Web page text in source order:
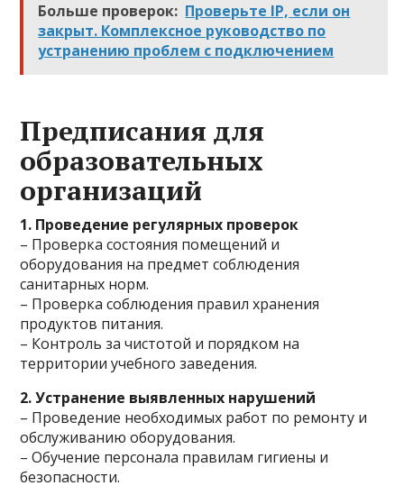
Больше проверок: Проверьте IP, если он
закрыт. Комплексное руководство по
устранению проблем с подключением
Предписания для
образовательных
организаций
1. Проведение регулярных проверок
– Проверка состояния помещений и
оборудования на предмет соблюдения
санитарных норм.
– Проверка соблюдения правил хранения
продуктов питания.
– Контроль за чистотой и порядком на
территории учебного заведения.
2. Устранение выявленных нарушений
– Проведение необходимых работ по ремонту и
обслуживанию оборудования.
– Обучение персонала правилам гигиены и
безопасности.